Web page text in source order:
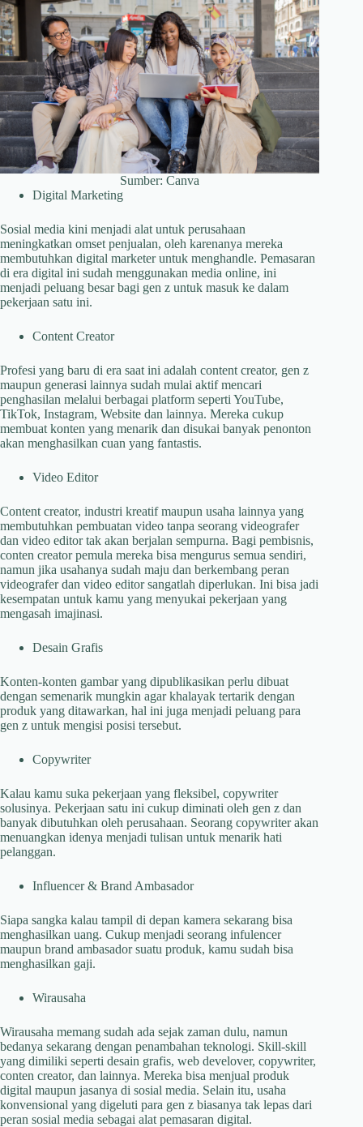
Sumber: Canva
Digital Marketing
Sosial media kini menjadi alat untuk perusahaan
meningkatkan omset penjualan, oleh karenanya mereka
membutuhkan digital marketer untuk menghandle. Pemasaran
di era digital ini sudah menggunakan media online, ini
menjadi peluang besar bagi gen z untuk masuk ke dalam
pekerjaan satu ini.
Content Creator
Profesi yang baru di era saat ini adalah content creator, gen z
maupun generasi lainnya sudah mulai aktif mencari
penghasilan melalui berbagai platform seperti YouTube,
TikTok, Instagram, Website dan lainnya. Mereka cukup
membuat konten yang menarik dan disukai banyak penonton
akan menghasilkan cuan yang fantastis.
Video Editor
Content creator, industri kreatif maupun usaha lainnya yang
membutuhkan pembuatan video tanpa seorang videografer
dan video editor tak akan berjalan sempurna. Bagi pembisnis,
conten creator pemula mereka bisa mengurus semua sendiri,
namun jika usahanya sudah maju dan berkembang peran
videografer dan video editor sangatlah diperlukan. Ini bisa jadi
kesempatan untuk kamu yang menyukai pekerjaan yang
mengasah imajinasi.
Desain Grafis
Konten-konten gambar yang dipublikasikan perlu dibuat
dengan semenarik mungkin agar khalayak tertarik dengan
produk yang ditawarkan, hal ini juga menjadi peluang para
gen z untuk mengisi posisi tersebut.
Copywriter
Kalau kamu suka pekerjaan yang fleksibel, copywriter
solusinya. Pekerjaan satu ini cukup diminati oleh gen z dan
banyak dibutuhkan oleh perusahaan. Seorang copywriter akan
menuangkan idenya menjadi tulisan untuk menarik hati
pelanggan.
Influencer & Brand Ambasador
Siapa sangka kalau tampil di depan kamera sekarang bisa
menghasilkan uang. Cukup menjadi seorang infulencer
maupun brand ambasador suatu produk, kamu sudah bisa
menghasilkan gaji.
Wirausaha
Wirausaha memang sudah ada sejak zaman dulu, namun
bedanya sekarang dengan penambahan teknologi. Skill-skill
yang dimiliki seperti desain grafis, web develover, copywriter,
conten creator, dan lainnya. Mereka bisa menjual produk
digital maupun jasanya di sosial media. Selain itu, usaha
konvensional yang digeluti para gen z biasanya tak lepas dari
peran sosial media sebagai alat pemasaran digital.